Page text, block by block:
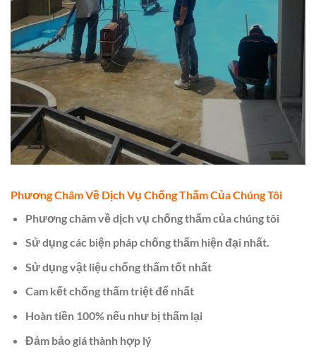
Phương Châm Về Dịch Vụ Chống Thấm Của Chúng Tôi
Phương châm về dịch vụ chống thấm của chúng tôi
Sử dụng các biện pháp chống thấm hiện đại nhất.
Sử dụng vật liệu chống thấm tốt nhất
Cam kết chống thấm triệt để nhất
Hoàn tiền 100% nếu như bị thấm lại
Đảm bảo giá thành hợp lý